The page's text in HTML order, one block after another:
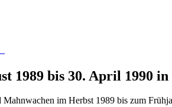
1989 bis 30. April 1990
im Herbst 1989 bis zum